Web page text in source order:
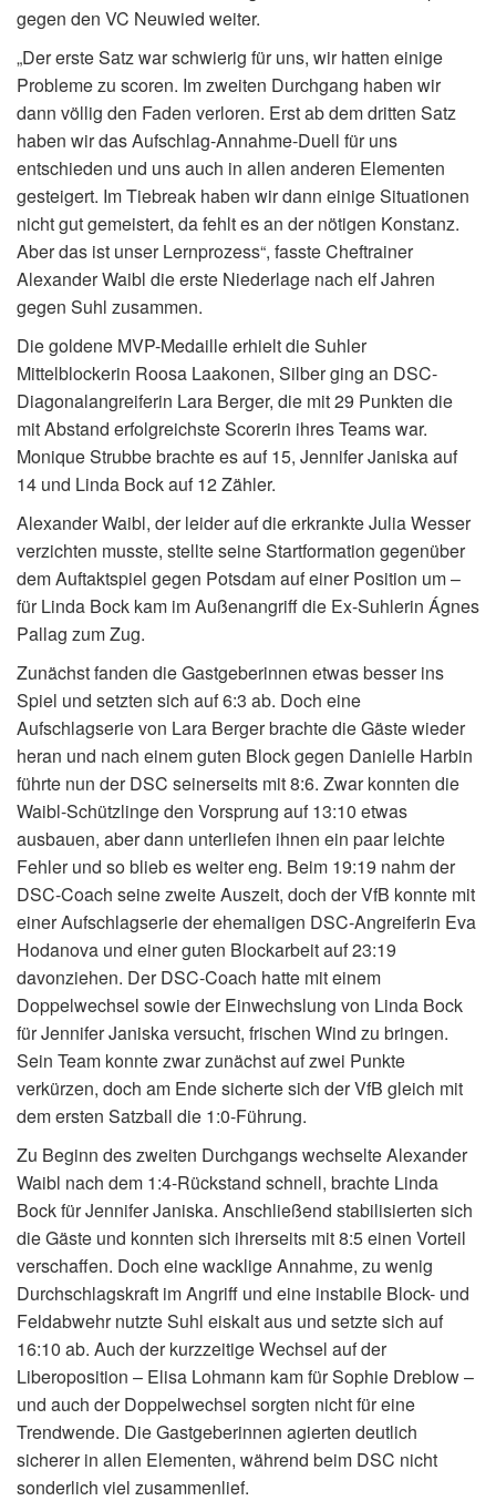
gegen den VC Neuwied weiter.
„Der erste Satz war schwierig für uns, wir hatten einige
Probleme zu scoren. Im zweiten Durchgang haben wir
dann völlig den Faden verloren. Erst ab dem dritten Satz
haben wir das Aufschlag-Annahme-Duell für uns
entschieden und uns auch in allen anderen Elementen
gesteigert. Im Tiebreak haben wir dann einige Situationen
nicht gut gemeistert, da fehlt es an der nötigen Konstanz.
Aber das ist unser Lernprozess“, fasste Cheftrainer
Alexander Waibl die erste Niederlage nach elf Jahren
gegen Suhl zusammen.
Die goldene MVP-Medaille erhielt die Suhler
Mittelblockerin Roosa Laakonen, Silber ging an DSC-
Diagonalangreiferin Lara Berger, die mit 29 Punkten die
mit Abstand erfolgreichste Scorerin ihres Teams war.
Monique Strubbe brachte es auf 15, Jennifer Janiska auf
14 und Linda Bock auf 12 Zähler.
Alexander Waibl, der leider auf die erkrankte Julia Wesser
verzichten musste, stellte seine Startformation gegenüber
dem Auftaktspiel gegen Potsdam auf einer Position um –
für Linda Bock kam im Außenangriff die Ex-Suhlerin Ágnes
Pallag zum Zug.
Zunächst fanden die Gastgeberinnen etwas besser ins
Spiel und setzten sich auf 6:3 ab. Doch eine
Aufschlagserie von Lara Berger brachte die Gäste wieder
heran und nach einem guten Block gegen Danielle Harbin
führte nun der DSC seinerseits mit 8:6. Zwar konnten die
Waibl-Schützlinge den Vorsprung auf 13:10 etwas
ausbauen, aber dann unterliefen ihnen ein paar leichte
Fehler und so blieb es weiter eng. Beim 19:19 nahm der
DSC-Coach seine zweite Auszeit, doch der VfB konnte mit
einer Aufschlagserie der ehemaligen DSC-Angreiferin Eva
Hodanova und einer guten Blockarbeit auf 23:19
davonziehen. Der DSC-Coach hatte mit einem
Doppelwechsel sowie der Einwechslung von Linda Bock
für Jennifer Janiska versucht, frischen Wind zu bringen.
Sein Team konnte zwar zunächst auf zwei Punkte
verkürzen, doch am Ende sicherte sich der VfB gleich mit
dem ersten Satzball die 1:0-Führung.
Zu Beginn des zweiten Durchgangs wechselte Alexander
Waibl nach dem 1:4-Rückstand schnell, brachte Linda
Bock für Jennifer Janiska. Anschließend stabilisierten sich
die Gäste und konnten sich ihrerseits mit 8:5 einen Vorteil
verschaffen. Doch eine wacklige Annahme, zu wenig
Durchschlagskraft im Angriff und eine instabile Block- und
Feldabwehr nutzte Suhl eiskalt aus und setzte sich auf
16:10 ab. Auch der kurzzeitige Wechsel auf der
Liberoposition – Elisa Lohmann kam für Sophie Dreblow –
und auch der Doppelwechsel sorgten nicht für eine
Trendwende. Die Gastgeberinnen agierten deutlich
sicherer in allen Elementen, während beim DSC nicht
sonderlich viel zusammenlief.